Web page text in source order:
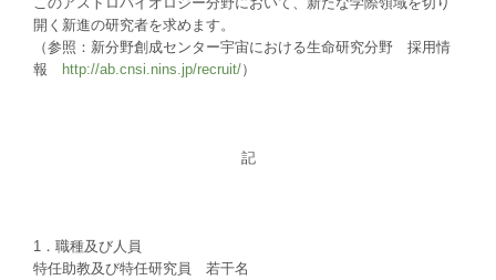
開く新進の研究者を求めます。
（参照：新分野創成センター宇宙における生命研究分野 採用情
報
http://ab.cnsi.nins.jp/recruit/）
記
1．職種及び人員
特任助教及び特任研究員 若干名